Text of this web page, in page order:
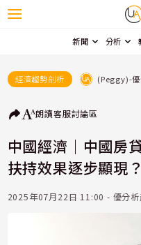
新聞 分析
經濟趨勢剖析 (Peggy)-
朗讀客服討論區
中國經濟｜中國房
扶持效果逐步顯現？
2025年07月22日 11:00 - 優分析